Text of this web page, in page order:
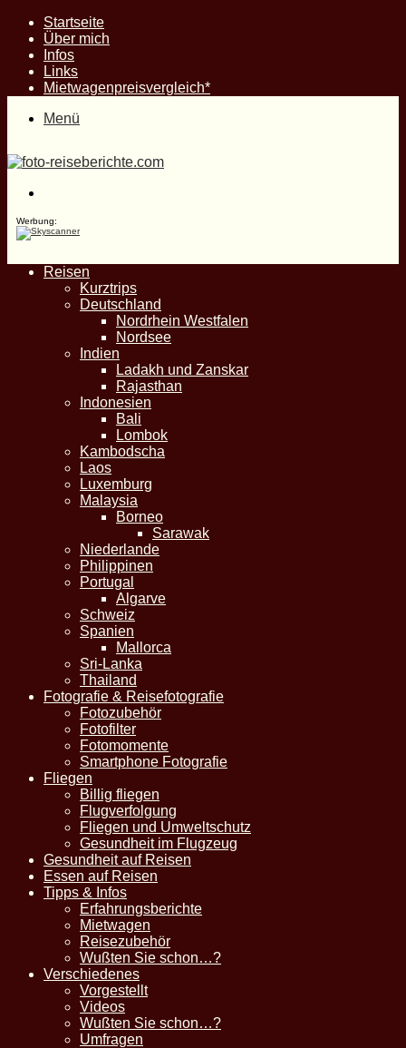
Startseite
Über mich
Infos
Links
Mietwagenpreisvergleich*
Menü
Werbung:
Reisen
Kurztrips
Deutschland
Nordrhein Westfalen
Nordsee
Indien
Ladakh und Zanskar
Rajasthan
Indonesien
Bali
Lombok
Kambodscha
Laos
Luxemburg
Malaysia
Borneo
Sarawak
Niederlande
Philippinen
Portugal
Algarve
Schweiz
Spanien
Mallorca
Sri-Lanka
Thailand
Fotografie & Reisefotografie
Fotozubehör
Fotofilter
Fotomomente
Smartphone Fotografie
Fliegen
Billig fliegen
Flugverfolgung
Fliegen und Umweltschutz
Gesundheit im Flugzeug
Gesundheit auf Reisen
Essen auf Reisen
Tipps & Infos
Erfahrungsberichte
Mietwagen
Reisezubehör
Wußten Sie schon…?
Verschiedenes
Vorgestellt
Videos
Wußten Sie schon…?
Umfragen